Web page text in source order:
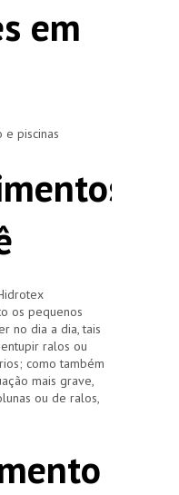
em
e piscinas
os pequenos
no dia a dia, tais
ralos ou
como também
mais grave,
ou de ralos,